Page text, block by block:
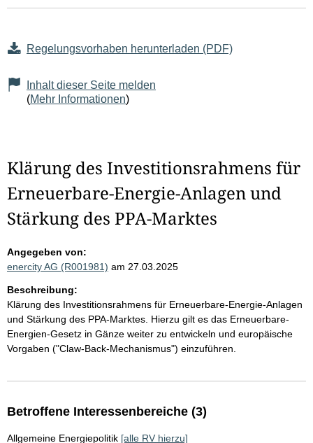
Regelungsvorhaben herunterladen (PDF)
Inhalt dieser Seite melden
(Mehr Informationen)
Klärung des Investitionsrahmens für
Erneuerbare-Energie-Anlagen und
Stärkung des PPA-Marktes
Angegeben von:
enercity AG (R001981) am 27.03.2025
Beschreibung:
Klärung des Investitionsrahmens für Erneuerbare-Energie-Anlagen
und Stärkung des PPA-Marktes. Hierzu gilt es das Erneuerbare-
Energien-Gesetz in Gänze weiter zu entwickeln und europäische
Vorgaben ("Claw-Back-Mechanismus") einzuführen.
Betroffene Interessenbereiche (3)
Allgemeine Energiepolitik [alle RV hierzu]